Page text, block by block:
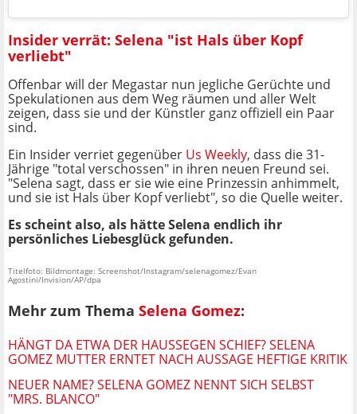
Insider verrät: Selena "ist Hals über Kopf
verliebt"
Offenbar will der Megastar nun jegliche Gerüchte und
Spekulationen aus dem Weg räumen und aller Welt
zeigen, dass sie und der Künstler ganz offiziell ein Paar
sind.
Ein Insider verriet gegenüber Us Weekly, dass die 31-
Jährige "total verschossen" in ihren neuen Freund sei.
"Selena sagt, dass er sie wie eine Prinzessin anhimmelt,
und sie ist Hals über Kopf verliebt", so die Quelle weiter.
Es scheint also, als hätte Selena endlich ihr
persönliches Liebesglück gefunden.
Titelfoto: Bildmontage: Screenshot/Instagram/selenagomez/Evan
Agostini/Invision/AP/dpa
Mehr zum Thema Selena Gomez:
HÄNGT DA ETWA DER HAUSSEGEN SCHIEF? SELENA
GOMEZ MUTTER ERNTET NACH AUSSAGE HEFTIGE KRITIK
NEUER NAME? SELENA GOMEZ NENNT SICH SELBST
"MRS. BLANCO"